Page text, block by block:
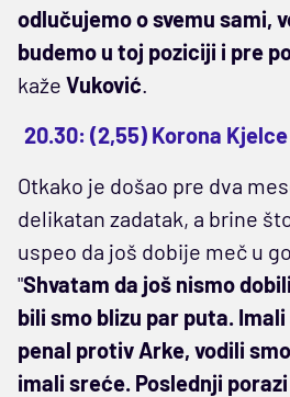
odlučujemo o svemu sami,
budemo u toj poziciji i pre
kaže Vuković.
20.30: (2,55) Korona
Otkako je došao pre dva
delikatan zadatak, a brine
uspeo da još dobije meč u
"Shvatam da još nismo
bili smo blizu par puta.
penal protiv Arke, vodili
imali sreće. Poslednji